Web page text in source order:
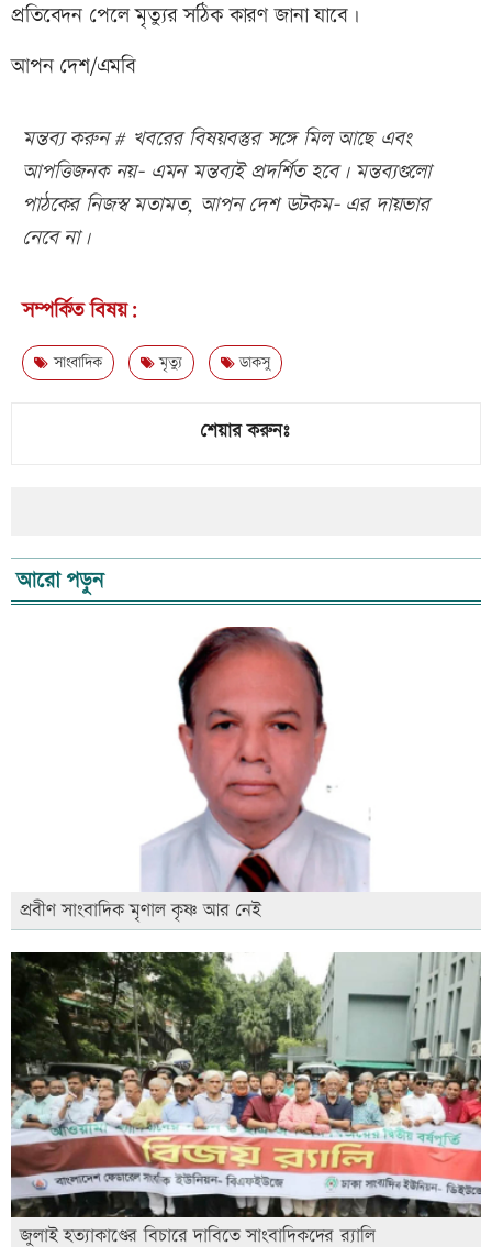
প্রতিবেদন পেলে মৃত্যুর সঠিক কারণ জানা যাবে।
আপন দেশ/এমবি
মন্তব্য করুন # খবরের বিষয়বস্তুর সঙ্গে মিল আছে এবং
আপত্তিজনক নয়- এমন মন্তব্যই প্রদর্শিত হবে। মন্তব্যগুলো
পাঠকের নিজস্ব মতামত, আপন দেশ ডটকম- এর দায়ভার
নেবে না।
সম্পর্কিত বিষয়:
সাংবাদিক মৃত্যু ডাকসু
শেয়ার করুনঃ
আরো পড়ুন
প্রবীণ সাংবাদিক মৃণাল কৃষ্ণ আর নেই
জুলাই হত্যাকাণ্ডের বিচারে দাবিতে সাংবাদিকদের র‍্যালি